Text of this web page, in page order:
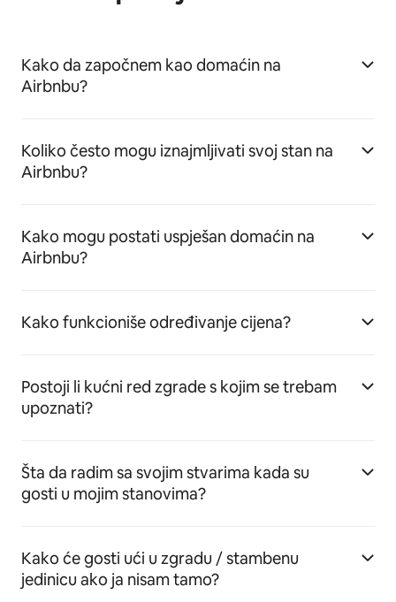
Kako da započnem kao domaćin na
Airbnbu?
Koliko često mogu iznajmljivati svoj stan na
Airbnbu?
Kako mogu postati uspješan domaćin na
Airbnbu?
Kako funkcioniše određivanje cijena?
Postoji li kućni red zgrade s kojim se trebam
upoznati?
Šta da radim sa svojim stvarima kada su
gosti u mojim stanovima?
Kako će gosti ući u zgradu / stambenu
jedinicu ako ja nisam tamo?